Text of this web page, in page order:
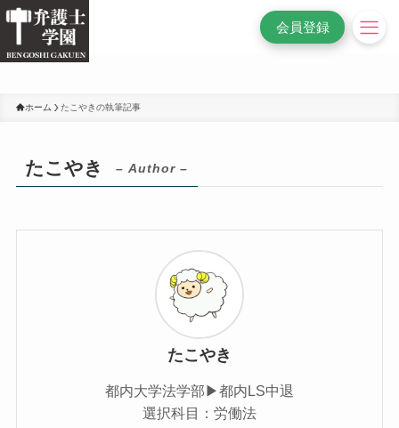
/* 変更前*/
会員登録
ホーム たこやきの執筆記事
たこやき – Author –
たこやき
都内大学法学部▶︎都内LS中退
選択科目：労働法